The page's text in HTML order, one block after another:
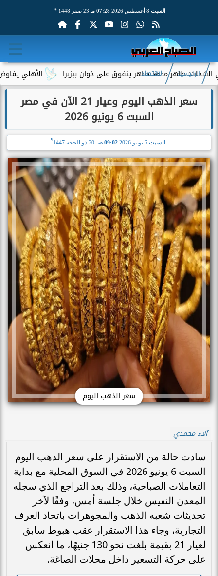
السبت 07:28 مـ 23 صفر 1448 هـ
الأهلي يفاوض أحمد طاهر محمد طاهر يتفوق على خوان بيزيرا
الرئيسية الاقتصاد
سعر الذهب اليوم وعيار 21 الآن في مصر
السبت 6 يونيو 2026
السبت 6 يونيو 2026 09:02 صـ 20 ذو الحجة 1447
هـ
سعر الذهب اليوم
آلاء محمدي
سادت حالة من الاستقرار على سعر الذهب اليوم
السبت 6 يونيو 2026 في السوق المحلية مع بداية
التعاملات الصباحية، وذلك بعد التراجع الذي سجله
المعدن النفيس خلال جلسة أمس، وفقًا لآخر
تحديثات شعبة الذهب والمجوهرات باتحاد الغرف
التجارية، وجاء هذا الاستقرار عقب هبوط سابق
لعيار 21 بقيمة بلغت نحو 130 جنيهًا، ما انعكس
على حركة التسعير داخل محلات الصاغة.